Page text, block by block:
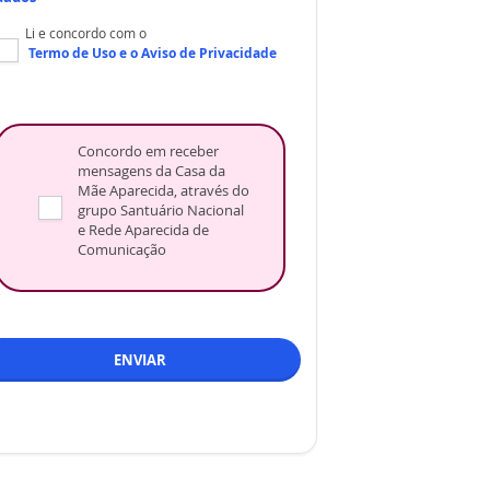
Li e concordo com o
Termo de Usoe oAviso de Privacidade
Concordo em receber
mensagens da Casa da
Mãe Aparecida, através do
grupo Santuário Nacional
e Rede Aparecida de
Comunicação
ENVIAR